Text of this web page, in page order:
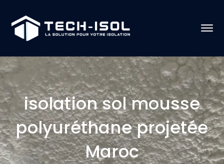
isolation sol mousse
polyuréthane projetée
Maroc